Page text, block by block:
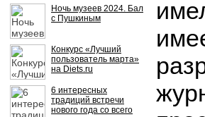
Ночь музеев 2024. Бал
с Пушкиным
Конкурс «Лучший
пользователь марта»
на Diets.ru
6 интересных
традиций встречи
нового года со всего